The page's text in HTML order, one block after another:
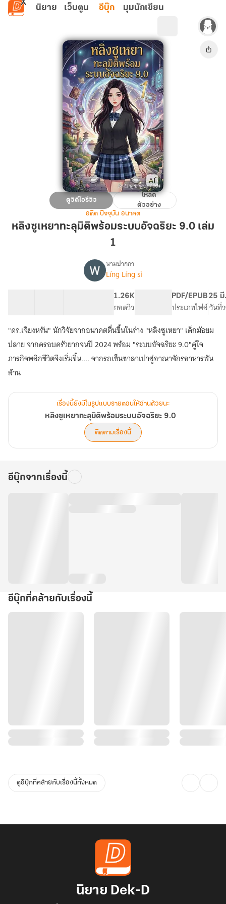
ข้ามไปยังเนื้อหาหลัก
นิยาย เว็บตูน อีบุ๊ก มุมนักเขียน
หลิง
ซู
เหยา
ทะลุ
อัจฉริยะ
1
ดูวิดีโอรีวิว
โหลด
ตัวอย่าง
อดีต ปัจจุบัน อนาคต
หลิงซูเหยาทะลุมิติพร้อมระบบอัจฉริยะ 9.0 เล่ม
1
เรื่อง
ซู
เหยา
ทะลุ
มิติ
พร้อม
ระบบ
อัจฉริยะ
9.0
นามปากกา
Líng Líng sì
1.26K
ยอดวิว
PDF/EPUB
ประเภทไฟล์
25
วันที่
"ดร.เจียงหรัน" นักวิจัยจากอนาคตตื่นขึ้นในร่าง "หลิงซูเหยา" เด็กมัธยม
ปลาย จากครอบครัวยากจนปี 2024 พร้อม "ระบบอัจฉริยะ 9.0"คู่ใจ
ภารกิจพลิกชีวิตจึงเริ่มขึ้น.... จากรถเข็นซาลาเปาสู่อาณาจักรอาหารพัน
ล้าน
เรื่องนี้ยังมีในรูปแบบรายตอนให้อ่านด้วยนะ
หลิงซูเหยาทะลุมิติพร้อมระบบอัจฉริยะ 9.0
ติดตามเรื่องนี้
อีบุ๊กจากเรื่องนี้
อีบุ๊กที่คล้ายกับเรื่องนี้
ดูอีบุ๊กที่คล้ายกับเรื่องนี้ทั้งหมด
นิยาย Dek-D